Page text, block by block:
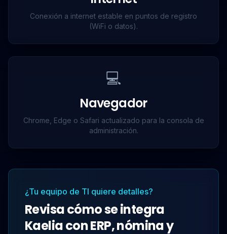
Conexión a internet estable en puntos de registro
(WiFi o datos).
💻
Navegador
Chrome, Edge o Safari actualizado para la consola de
administración.
¿Tu equipo de TI quiere detalles?
Revisa cómo se integra
Kaelia con ERP, nómina y